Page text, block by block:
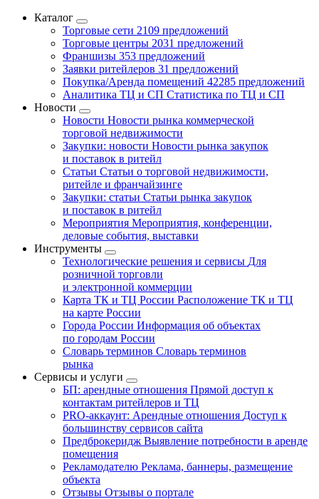
Каталог
Торговые сети 2109 предложений
Торговые центры 2031 предложений
Франшизы 353 предложений
Заявки ритейлеров 31 предложений
Покупка/Аренда помещений 42285 предложений
Аналитика ТЦ и СП Статистика по ТЦ и СП
Новости
Новости Новости рынка коммерческой
торговой недвижимости
Закупки: новости Новости рынка закупок
и поставок в ритейл
Статьи Статьи о торговой недвижимости,
ритейле и франчайзинге
Закупки: статьи Статьи рынка закупок
и поставок в ритейл
Мероприятия Мероприятия, конференции,
деловые события, выставки
Инструменты
Технологические решения и сервисы Для
розничной торговли
и электронной коммерции
Карта ТК и ТЦ России Расположение ТК и ТЦ
на карте России
Города России Информация об объектах
по городам России
Словарь терминов Словарь терминов
рынка
Сервисы и услуги
БП: арендные отношения Прямой доступ к
контактам ритейлеров и ТЦ
PRO-аккаунт: Арендные отношения Доступ к
большинству сервисов сайта
Предброкеридж Выявление потребности в аренде
помещения
Рекламодателю Реклама, баннеры, размещение
объекта
Отзывы Отзывы о портале